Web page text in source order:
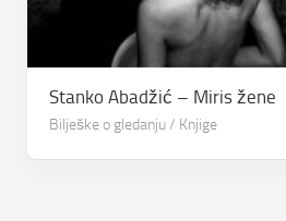
Stanko Abadžić – Miris žene
Bilješke o gledanju/ Knjige